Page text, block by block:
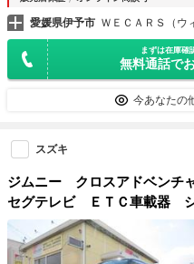
愛媛県伊予市 ＷＥＣＡＲＳ（ウ
まずは在庫確
無料通話で
今あなたの
スズキ
ジムニー クロスアドベン
セグテレビ ＥＴＣ車載器
アルミ インタークーラータ
アンダーカバー 電動格納ドア